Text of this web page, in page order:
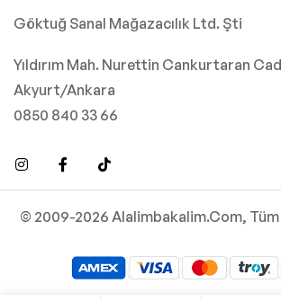
Göktuğ Sanal Mağazacılık Ltd. Şti
Yıldırım Mah. Nurettin Cankurtaran
Akyurt/Ankara
0850 840 33 66
© 2009-2026 Alalimbakalim.Com, Tüm